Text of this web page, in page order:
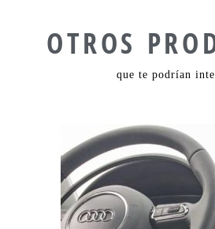
OTROS
que te podrían